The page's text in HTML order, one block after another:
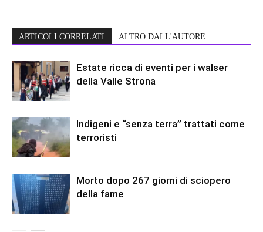
ARTICOLI CORRELATI ALTRO DALL'AUTORE
Estate ricca di eventi per i walser
della Valle Strona
Indigeni e “senza terra” trattati come
terroristi
Morto dopo 267 giorni di sciopero
della fame